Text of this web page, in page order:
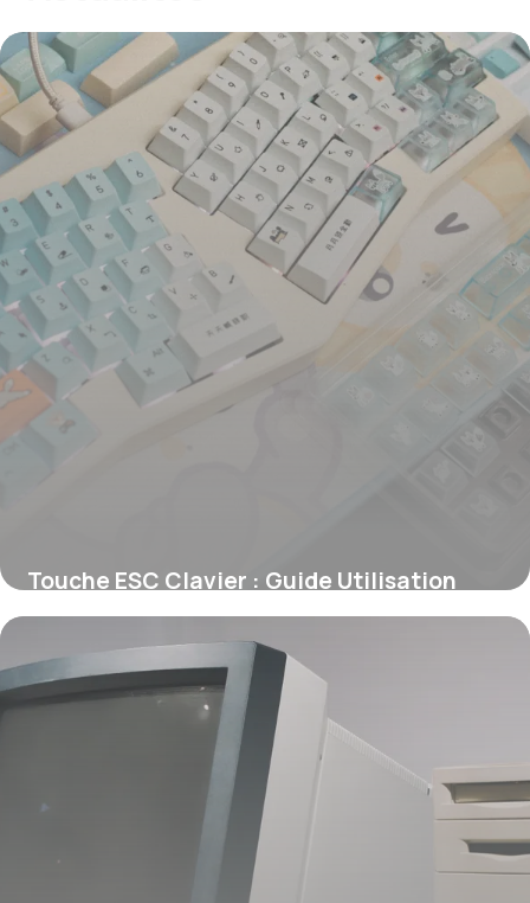
Touche ESC Clavier : Guide Utilisation
2026
11 juin 2026